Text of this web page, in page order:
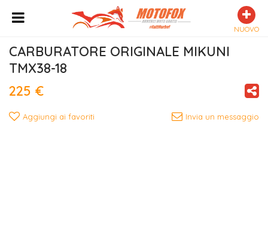
NUOVO
CARBURATORE ORIGINALE MIKUNI
TMX38-18
225 €
Aggiungi ai favoriti Invia un messaggio